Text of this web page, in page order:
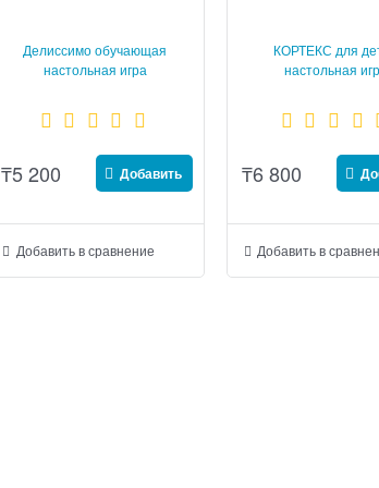
Делиссимо обучающая
настольная игра
₸5 200 Добавить
Добавить в сравнение
КОРТЕКС для
настольная
₸6 800
Добавить в